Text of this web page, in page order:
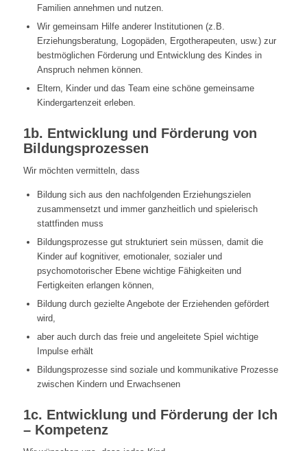
Familien annehmen und nutzen.
Wir gemeinsam Hilfe anderer Institutionen (z.B.
Erziehungsberatung, Logopäden, Ergotherapeuten, usw.) zur
bestmöglichen Förderung und Entwicklung des Kindes in
Anspruch nehmen können.
Eltern, Kinder und das Team eine schöne gemeinsame
Kindergartenzeit erleben.
1b. Entwicklung und Förderung von
Bildungsprozessen
Wir möchten vermitteln, dass
Bildung sich aus den nachfolgenden Erziehungszielen
zusammensetzt und immer ganzheitlich und spielerisch
stattfinden muss
Bildungsprozesse gut strukturiert sein müssen, damit die
Kinder auf kognitiver, emotionaler, sozialer und
psychomotorischer Ebene wichtige Fähigkeiten und
Fertigkeiten erlangen können,
Bildung durch gezielte Angebote der Erziehenden gefördert
wird,
aber auch durch das freie und angeleitete Spiel wichtige
Impulse erhält
Bildungsprozesse sind soziale und kommunikative Prozesse
zwischen Kindern und Erwachsenen
1c. Entwicklung und Förderung der Ich
– Kompetenz